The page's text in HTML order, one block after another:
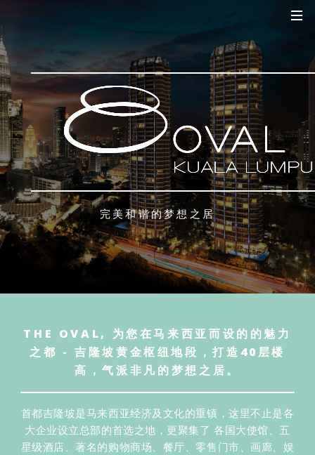
完美和谐的梦想之居
THE OVAL, 为您在马来西亚而设的的魅力
之都 - 吉隆坡黄金枢纽地段，打造40层楼
高，气派非凡的梦想之居。
首都吉隆坡是马来西亚经济及文化的重镇，这里不止是各
大企业设立总部的首选之地，更聚集了 各国大使馆、五
星级酒店、著名的购物商场、餐厅、零售门市、画廊、娱